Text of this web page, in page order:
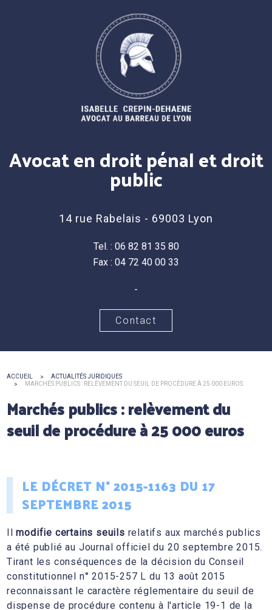
Avocat en droit pénal et droit
public
14 rue Rabelais - 69003 Lyon
Tel. : 06 82 81 35 80
Fax : 04 72 40 00 33
-
Contact
ACCUEIL
ACTUALITÉS JURIDIQUES
MARCHÉS PUBLICS : RELÈVEMENT DU SEUIL DE PROCÉDURE À 25 000 EUROS
Marchés publics : relèvement du
seuil de procédure à 25 000 euros
LE DÉCRET N° 2015-1163 DU 17
SEPTEMBRE 2015
Ilmodifie certains seuils relatifs aux marchés publics
a été publié au Journal officiel du 20 septembre 2015.
Tirant les conséquences de la décision du Conseil
constitutionnel n° 2015-257 L du 13 août 2015
reconnaissant le caractère réglementaire du seuil de
dispense de procédure contenu à l'article 19-1 de la